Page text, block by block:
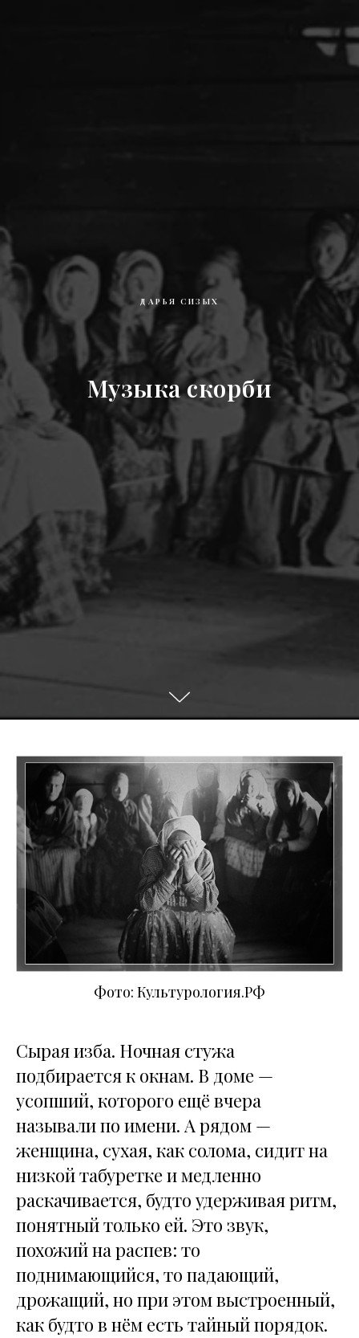
ДАРЬЯ СИЗЫХ
Музыка скорби
Фото: Культурология.РФ
Сырая изба. Ночная стужа
подбирается к окнам. В доме —
усопший, которого ещё вчера
называли по имени. А рядом —
женщина, сухая, как солома, сидит на
низкой табуретке и медленно
раскачивается, будто удерживая ритм,
понятный только ей. Это звук,
похожий на распев: то
поднимающийся, то падающий,
дрожащий, но при этом выстроенный,
как будто в нём есть тайный порядок.